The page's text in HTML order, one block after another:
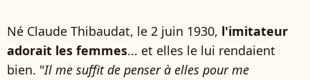
Né Claude Thibaudat, le 2 juin 1930, l'imitateur
adorait les femmes... et elles le lui rendaient
bien. "Il me suffit de penser à elles pour me